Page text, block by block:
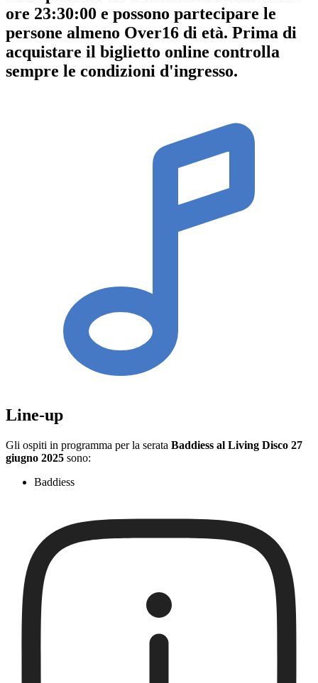
ore 23:30:00 e possono partecipare le
persone almeno Over16 di età. Prima di
acquistare il biglietto online controlla
sempre le condizioni d'ingresso.
Line-up
Gli ospiti in programma per la serata Baddiess al Living Disco 27
giugno 2025 sono:
Baddiess